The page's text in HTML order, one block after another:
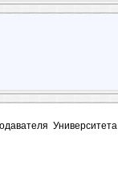
Университета